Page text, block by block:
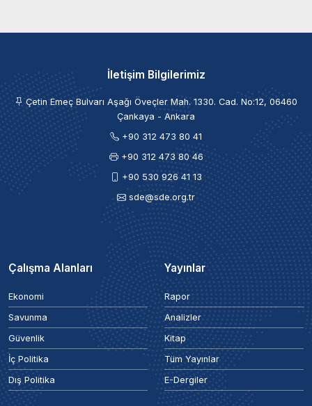
İletişim Bilgilerimiz
Çetin Emeç Bulvarı Aşağı Öveçler Mah. 1330. Cad. No:12, 06460
Çankaya - Ankara
+90 312 473 80 41
+90 312 473 80 46
+90 530 926 41 13
sde@sde.org.tr
Çalışma Alanları
Ekonomi
Savunma
Güvenlik
İç Politika
Dış Politika
Yayınlar
Rapor
Analizler
Kitap
Tüm Yayınlar
E-Dergiler